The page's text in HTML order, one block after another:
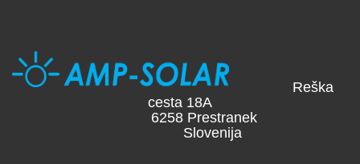
Reška
cesta 18A
6258 Prestranek
Slovenija